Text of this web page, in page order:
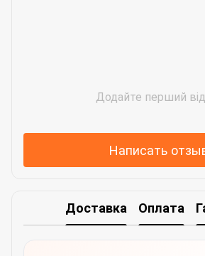
Додайте перший
Написать
Доставка Оплата